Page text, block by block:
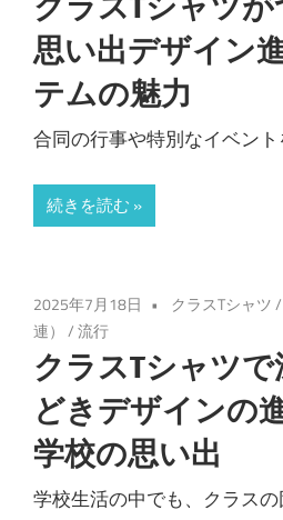
思い出デザイン
テムの魅力
合同の行事や特別なイベン
続きを読む
2025年7月18日 クラスTシャツ/
連） /流行
クラスTシャツ
どきデザインの
学校の思い出
学校生活の中でも、クラス